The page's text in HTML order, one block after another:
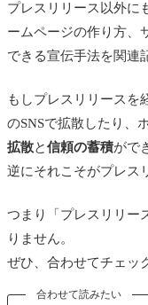
プレスリリース以外に
ームページの作り方、
できる宣伝手法を関連
もしプレスリリースを
のSNSで拡散したり、
拡散と信頼の蓄積がで
逆にそれこそがプレス
つまり「プレスリリー
りません。
ぜひ、合わせてチェッ
合わせて読みたい